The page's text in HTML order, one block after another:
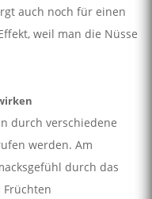
auch noch für einen
weil man die Nüsse
durch verschiedene
werden. Am
durch das
Früchten